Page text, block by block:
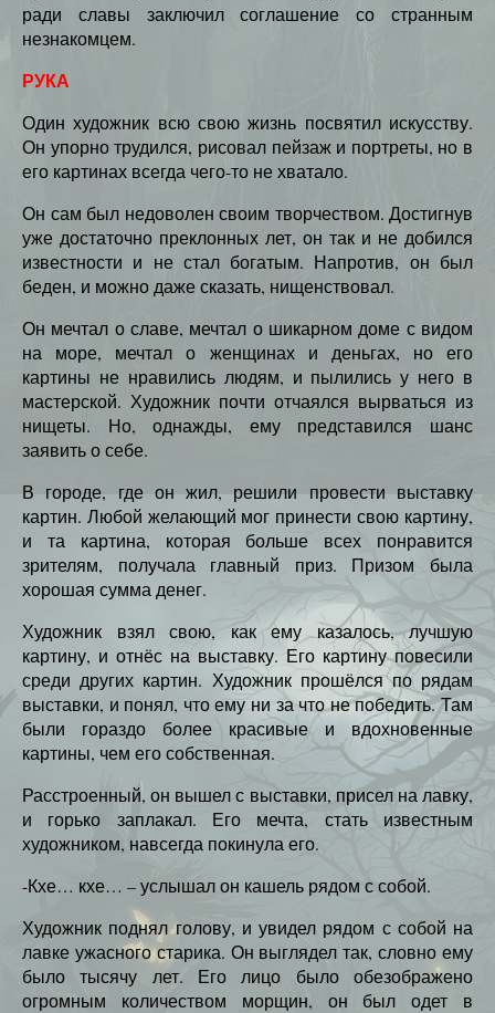
ради славы заключил соглашение со странным
незнакомцем.
РУКА
Один художник всю свою жизнь посвятил искусству.
Он упорно трудился, рисовал пейзаж и портреты, но в
его картинах всегда чего-то не хватало.
Он сам был недоволен своим творчеством. Достигнув
уже достаточно преклонных лет, он так и не добился
известности и не стал богатым. Напротив, он был
беден, и можно даже сказать, нищенствовал.
Он мечтал о славе, мечтал о шикарном доме с видом
на море, мечтал о женщинах и деньгах, но его
картины не нравились людям, и пылились у него в
мастерской. Художник почти отчаялся вырваться из
нищеты. Но, однажды, ему представился шанс
заявить о себе.
В городе, где он жил, решили провести выставку
картин. Любой желающий мог принести свою картину,
и та картина, которая больше всех понравится
зрителям, получала главный приз. Призом была
хорошая сумма денег.
Художник взял свою, как ему казалось, лучшую
картину, и отнёс на выставку. Его картину повесили
среди других картин. Художник прошёлся по рядам
выставки, и понял, что ему ни за что не победить. Там
были гораздо более красивые и вдохновенные
картины, чем его собственная.
Расстроенный, он вышел с выставки, присел на лавку,
и горько заплакал. Его мечта, стать известным
художником, навсегда покинула его.
-Кхе… кхе… – услышал он кашель рядом с собой.
Художник поднял голову, и увидел рядом с собой на
лавке ужасного старика. Он выглядел так, словно ему
было тысячу лет. Его лицо было обезображено
огромным количеством морщин, он был одет в